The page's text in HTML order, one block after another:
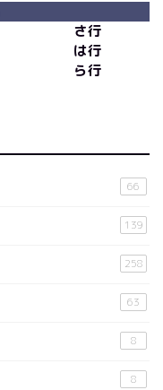
さ行
は行
ら行
66
139
258
63
8
8